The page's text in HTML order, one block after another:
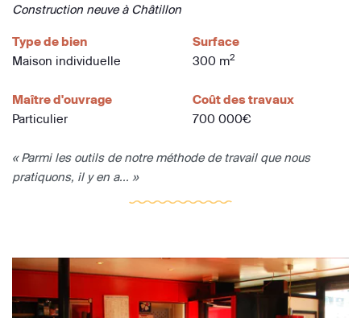
Construction neuve à Châtillon
Type de bien
Maison individuelle
Surface
300 m2
Maître d'ouvrage
Particulier
Coût des travaux
700 000€
« Parmi les outils de notre méthode de travail que nous
pratiquons, il y en a... »